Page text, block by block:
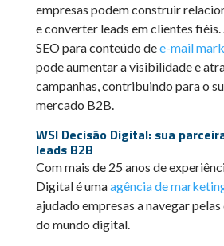
empresas podem construir
e converter leads em clientes
SEO para conteúdo dee-mail
pode aumentar a visibilidade e
campanhas, contribuindo para o
mercado B2B.
WSI Decisão Digital: sua
leads B2B
Com mais de 25 anos de
Digital é umaagência de
ajudado empresas a navegar
do mundo digital.